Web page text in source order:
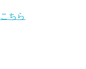
ちら